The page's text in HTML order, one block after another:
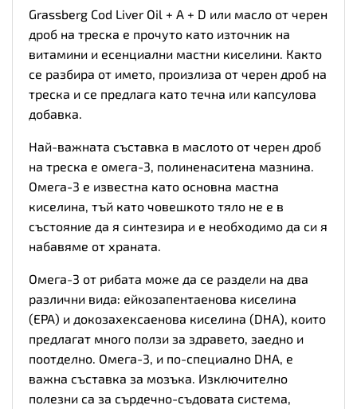
Разфасовка
60
sgels
количество
Grassberg Cod Liver Oil + A + D или масло от черен
дроб на треска е прочуто като източник на
витамини и есенциални мастни киселини. Както
се разбира от името, произлиза от черен дроб на
треска и се предлага като течна или капсулова
добавка.
Най-важната съставка в маслото от черен дроб
на треска е омега-3, полиненаситена мазнина.
Омега-3 е известна като основна мастна
киселина, тъй като човешкото тяло не е в
състояние да я синтезира и е необходимо да си я
набавяме от храната.
Омега-3 от рибата може да се раздели на два
различни вида: ейкозапентаенова киселина
(EPA) и докозахексаенова киселина (DHA), които
предлагат много ползи за здравето, заедно и
поотделно. Омега-3, и по-специално DHA, е
важна съставка за мозъка. Изключително
полезни са за сърдечно-съдовата система,